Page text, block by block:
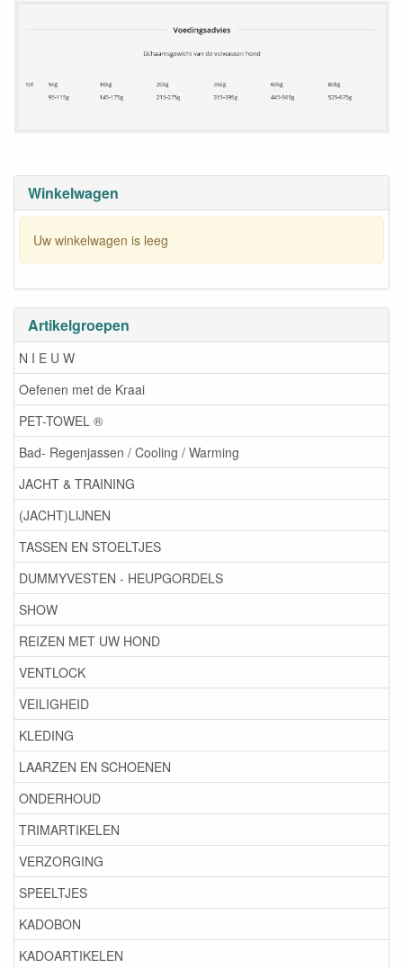
Winkelwagen
Uw winkelwagen is leeg
Artikelgroepen
N I E U W
Oefenen met de Kraai
PET-TOWEL ®
Bad- Regenjassen / Cooling / Warming
JACHT & TRAINING
(JACHT)LIJNEN
TASSEN EN STOELTJES
DUMMYVESTEN - HEUPGORDELS
SHOW
REIZEN MET UW HOND
VENTLOCK
VEILIGHEID
KLEDING
LAARZEN EN SCHOENEN
ONDERHOUD
TRIMARTIKELEN
VERZORGING
SPEELTJES
KADOBON
KADOARTIKELEN